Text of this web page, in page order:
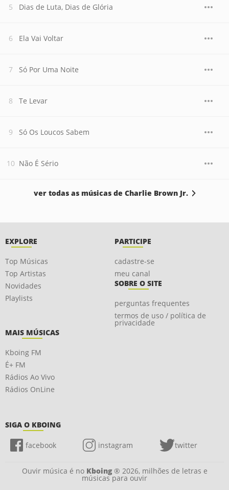
Dias de Luta, Dias de Glória
Ela Vai Voltar
Só Por Uma Noite
Te Levar
Só Os Loucos Sabem
Não É Sério
ver todas as músicas de Charlie Brown Jr.
EXPLORE
Top Músicas
Top Artistas
Novidades
Playlists
PARTICIPE
cadastre-se
meu canal
SOBRE O SITE
perguntas frequentes
termos de uso / política de
privacidade
MAIS MÚSICAS
Kboing FM
É+ FM
Rádios Ao Vivo
Rádios OnLine
SIGA O KBOING
facebook instagram twitter
Ouvir música é no Kboing® 2026, milhões de letras e
músicas para ouvir